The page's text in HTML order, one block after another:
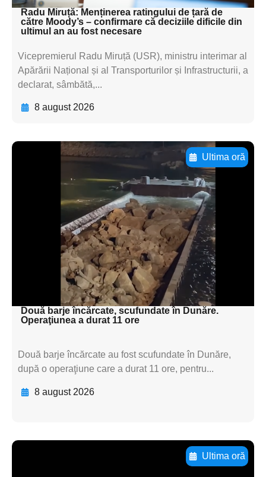
Radu Miruță: Menținerea ratingului de țară de
către Moody’s – confirmare că deciziile dificile din
ultimul an au fost necesare
Vicepremierul Radu Miruță (USR), ministru interimar al
Apărării Național și al Transporturilor și Infrastructurii, a
declarat, sâmbătă,...
8 august 2026
Ultima oră
Adaugă aici textul pentru
subtitluAdaugă aici
textul pentru
subtitluAdaugă aici
textul pentru
subtitluAdaugă aici
textul pentru subti
Două barje încărcate, scufundate în Dunăre.
Operaţiunea a durat 11 ore
Două barje încărcate au fost scufundate în Dunăre,
după o operaţiune care a durat 11 ore, pentru...
8 august 2026
Ultima oră